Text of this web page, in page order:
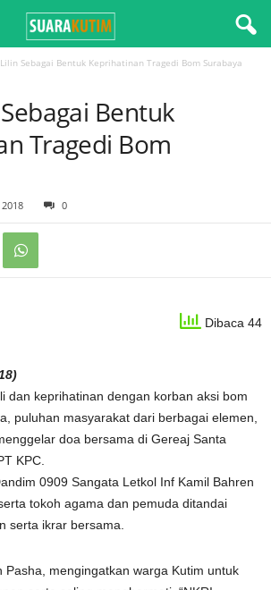
Sebagai Bentuk Keprihatinan Tragedi Bom Surabaya
Bentuk
Tragedi Bom
0
Dibaca 44
dan keprihatinan dengan korban aksi bom
puluhan masyarakat dari berbagai elemen,
doa bersama di Gereaj Santa
KPC.
0909 Sangata Letkol Inf Kamil Bahren
tokoh agama dan pemuda ditandai
serta ikrar bersama.
Pasha, mengingatkan warga Kutim untuk